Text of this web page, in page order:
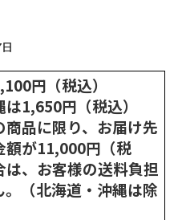
円（税込）
1,650円（税込）
商品に限り、お届け先
額が11,000円（税
、お客様の送料負担
。（北海道・沖縄は除